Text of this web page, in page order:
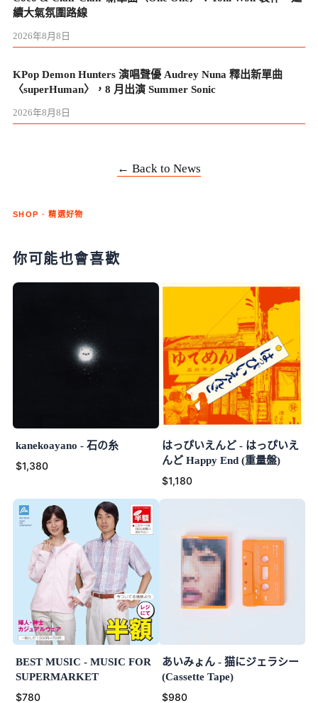
續大氣氛圍路線
2026年8月8日
KPop Demon Hunters 演唱聲優 Audrey Nuna 釋出新單曲
〈superHuman〉，8 月出演 Summer Sonic
2026年8月8日
← Back to News
SHOP · 精選好物
你可能也會喜歡
kanekoayano - 石の糸
$1,380
はっぴいえんど - はっぴいえ
んど Happy End (重量盤)
$1,180
BEST MUSIC - MUSIC FOR
SUPERMARKET
$780
あいみょん - 猫にジェラシー
(Cassette Tape)
$980